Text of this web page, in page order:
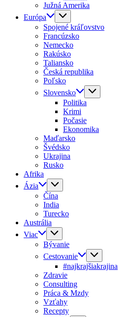
Južná Amerika
Európa
Spojené kráľovstvo
Francúzsko
Nemecko
Rakúsko
Taliansko
Česká republika
Poľsko
Slovensko
Politika
Krimi
Počasie
Ekonomika
Maďarsko
Švédsko
Ukrajina
Rusko
Afrika
Ázia
Čína
India
Turecko
Austrália
Viac
Bývanie
Cestovanie
#najkrajšiakrajina
Zdravie
Consulting
Práca & Mzdy
Vzťahy
Recepty